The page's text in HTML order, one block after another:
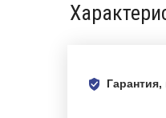
Гарантия,